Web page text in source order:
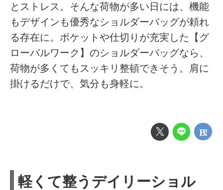
とストレス。そんな荷物が多い日には、機能
もデザインも優秀なショルダーバッグが頼れ
る存在に。ポケットや仕切りが充実した【グ
ローバルワーク】のショルダーバッグなら、
荷物が多くてもスッキリ整頓できそう。肩に
掛けるだけで、気分も身軽に。
軽くて整うデイリーショル